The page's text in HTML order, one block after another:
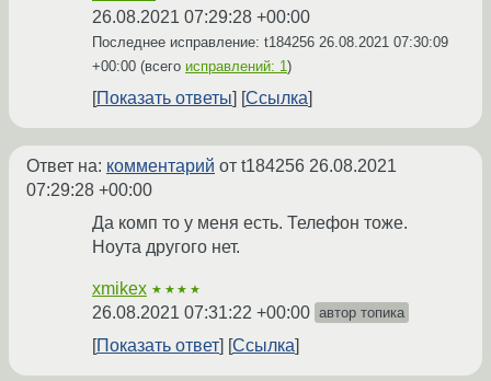
26.08.2021 07:29:28 +00:00
Последнее исправление: t184256 26.08.2021 07:30:09
+00:00 (всего исправлений: 1)
Показать ответы Ссылка
Ответ на: комментарий от t184256 26.08.2021
07:29:28 +00:00
Да комп то у меня есть. Телефон тоже.
Ноута другого нет.
xmikex ★★★★
26.08.2021 07:31:22 +00:00 автор топика
Показать ответ Ссылка